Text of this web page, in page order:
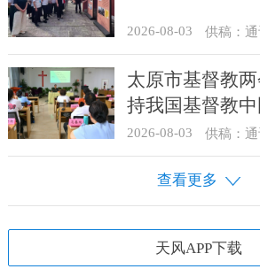
2026-08-03
太原市基督教
持我国基督教
力专题培训
2026-08-03
查看更多
天风APP下载